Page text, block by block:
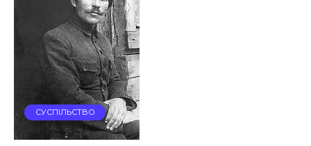
СУСПІЛЬСТВО